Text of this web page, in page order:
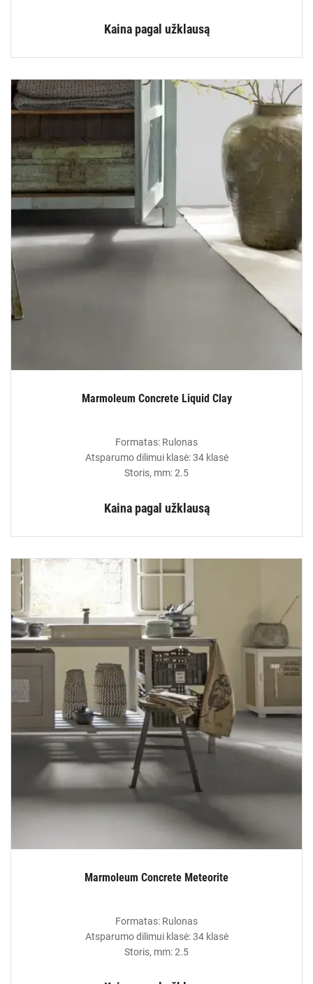
Kaina pagal užklausą
Marmoleum Concrete Liquid Clay
Formatas: Rulonas
Atsparumo dilimui klasė: 34 klasė
Storis, mm: 2.5
Kaina pagal užklausą
Marmoleum Concrete Meteorite
Formatas: Rulonas
Atsparumo dilimui klasė: 34 klasė
Storis, mm: 2.5